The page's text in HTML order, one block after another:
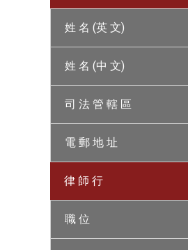
姓 名 (英 文)
姓 名 (中 文)
司 法 管 轄 區
電 郵 地 址
律 師 行
職 位